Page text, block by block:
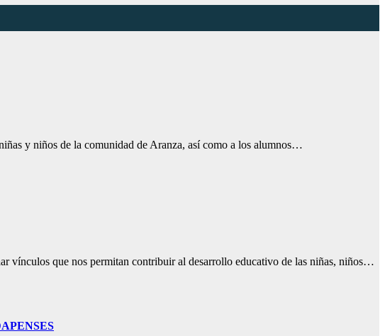
y niños de la comunidad de Aranza, así como a los alumnos…
vínculos que nos permitan contribuir al desarrollo educativo de las niñas, niños…